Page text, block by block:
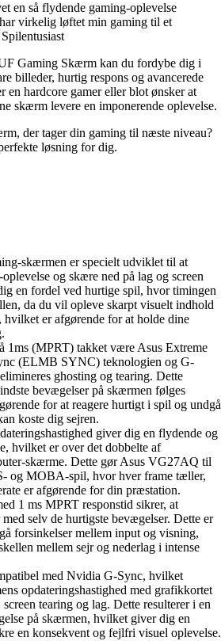
en så flydende gaming-oplevelse
virkelig løftet min gaming til et
Gaming Skærm kan du fordybe dig i
billeder, hurtig respons og avancerede
en hardcore gamer eller blot ønsker at
skærm levere en imponerende oplevelse.
der tager din gaming til næste niveau?
løsning for dig.
skærmen er specielt udviklet til at
og skære ned på lag og screen
en fordel ved hurtige spil, hvor timingen
da du vil opleve skarpt visuelt indhold
hvilket er afgørende for at holde dine
1ms (MPRT) takket være Asus Extreme
(ELMB SYNC) teknologien og G-
ghosting og tearing. Dette
bevægelser på skærmen følges
for at reagere hurtigt i spil og undgå
koste dig sejren.
giver dig en flydende og
hvilket er over det dobbelte af
skærme. Dette gør Asus VG27AQ til
og MOBA-spil, hvor hver frame tæller,
er afgørende for din præstation.
1 ms MPRT responstid sikrer, at
selv de hurtigste bevægelser. Dette er
forsinkelser mellem input og visning,
mellem sejr og nederlag i intense
med Nvidia G-Sync, hvilket
opdateringshastighed med grafikkortet
tearing og lag. Dette resulterer i en
på skærmen, hvilket giver dig en
en konsekvent og fejlfri visuel oplevelse.